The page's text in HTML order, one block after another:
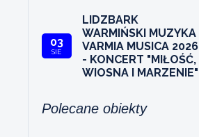
03
SIE
LIDZBARK
WARMIŃSKI MUZYKA
VARMIA MUSICA 2026
- KONCERT "MIŁOŚĆ,
WIOSNA I MARZENIE"
Polecane obiekty